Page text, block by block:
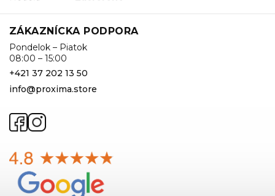
ZÁKAZNÍCKA PODPORA
Pondelok – Piatok
08:00 – 15:00
+421 37 202 13 50
info@proxima.store